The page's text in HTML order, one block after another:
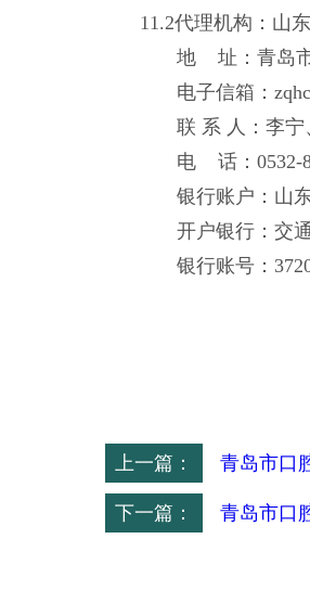
11.2代理机构：山
地
址：青岛
电子信箱：
联 系 人：李
电
话：0532-
银行账户：山
开户银行：交
银行账号：
上一篇： 青岛市口
下一篇： 青岛市口